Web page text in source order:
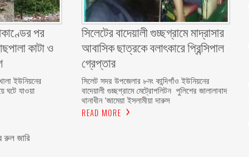
পর
কাটা ও
ইউনিয়নের
ঘটে যাওয়া
সিলেটের বাদেয়ালী গুচ্ছগ্রামে মাদ্রাসার
আবাসিক ছাত্রকে বলাৎকারে প্রিন্সিপাল
গ্রেপ্তার ‎
সিলেট সদর উপজেলার ৮নং কান্দিগাঁও ইউনিয়নের
বাদেয়ালী গুচ্ছগ্রামে মেট্রোপলিটন পুলিশের জালালাবাদ
থানাধীন ‘জামেয়া ইসলামীয়া দারুস
READ MORE
রুল জারি